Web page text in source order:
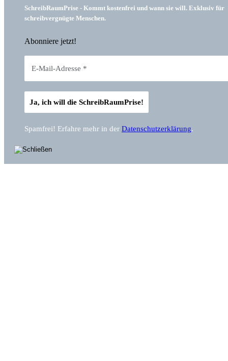
SchreibRaumPrise - Kommt kostenfrei und wann sie will. Exklusiv für
schreibvergnügte Menschen.
Abonniere jetzt!
Spamfrei! Erfahre mehr in der Datenschutzerklärung.